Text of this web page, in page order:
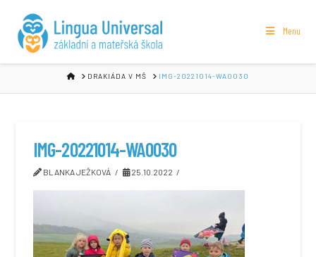
Menu
HOMEDRAKIÁDA V MŠ IMG-20221014-WA0030
IMG-20221014-WA0030
BLANKA JEŽKOVÁ 25.10.2022